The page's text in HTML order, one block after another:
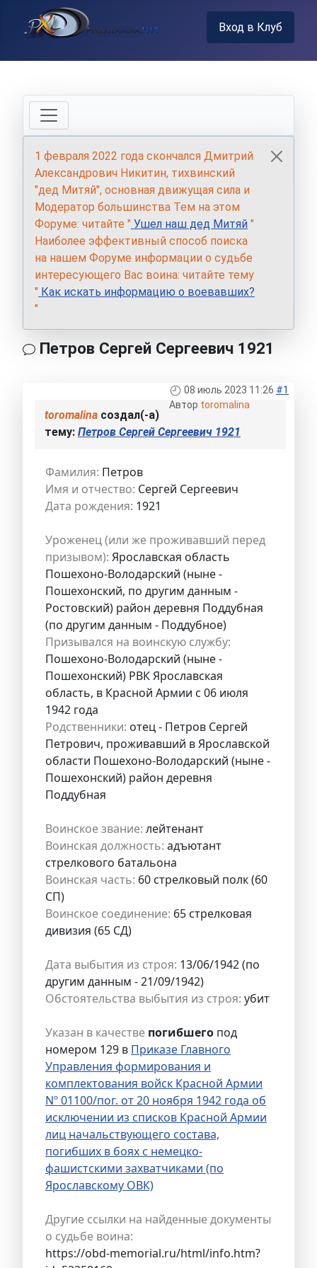
Вход в Клуб
1 февраля 2022 года скончался Дмитрий
Александрович Никитин, тихвинский
"дед Митяй", основная движущая сила и
Модератор большинства Тем на этом
Форуме: читайте " Ушел наш дед Митяй "
Наиболее эффективный способ поиска
на нашем Форуме информации о судьбе
интересующего Вас воина: читайте тему
" Как искать информацию о воевавших?
"
Петров Сергей Сергеевич 1921
08 июль 2023 11:26 #1
Автор toromalina
toromalina создал(-а)
тему: Петров Сергей Сергеевич 1921
Фамилия: Петров
Имя и отчество: Сергей Сергеевич
Дата рождения: 1921
Уроженец (или же проживавший перед
призывом): Ярославская область
Пошехоно-Володарский (ныне -
Пошехонский, по другим данным -
Ростовский) район деревня Поддубная
(по другим данным - Поддубное)
Призывался на воинскую службу:
Пошехоно-Володарский (ныне -
Пошехонский) РВК Ярославская
область, в Красной Армии с 06 июля
1942 года
Родственники: отец - Петров Сергей
Петрович, проживавший в Ярославской
области Пошехоно-Володарский (ныне -
Пошехонский) район деревня
Поддубная
Воинское звание: лейтенант
Воинская должность: адъютант
стрелкового батальона
Воинская часть: 60 стрелковый полк (60
СП)
Воинское соединение: 65 стрелковая
дивизия (65 СД)
Дата выбытия из строя: 13/06/1942 (по
другим данным - 21/09/1942)
Обстоятельства выбытия из строя: убит
Указан в качестве погибшего под
номером 129 в Приказе Главного
Управления формирования и
комплектования войск Красной Армии
Nº 01100/пог. от 20 ноября 1942 года об
исключении из списков Красной Армии
лиц начальствующего состава,
погибших в боях с немецко-
фашистскими захватчиками (по
Ярославскому ОВК)
Другие ссылки на найденные документы
о судьбе воина:
https://obd-memorial.ru/html/info.htm?